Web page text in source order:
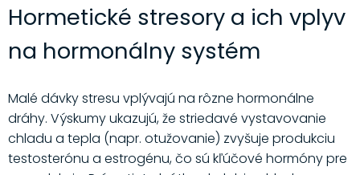
Hormetické stresory a ich vplyv
na hormonálny systém
Malé dávky stresu vplývajú na rôzne hormonálne
dráhy. Výskumy ukazujú, že striedavé vystavovanie
chladu a tepla (napr. otužovanie) zvyšuje produkciu
testosterónu a estrogénu, čo sú kľúčové hormóny pre